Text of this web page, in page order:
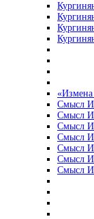
«Измена
Смысл
Смысл
Смысл
Смысл
Смысл
Смысл
Смысл